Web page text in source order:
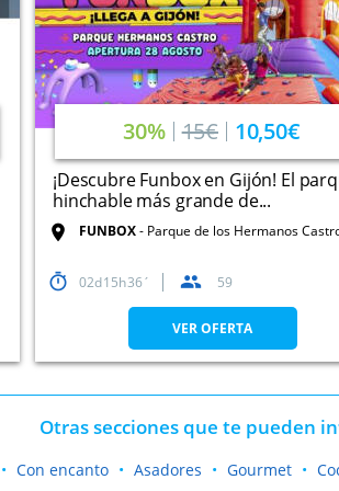
30% 15€ 10,50€
¡Descubre Funbox en Gijón! El
hinchable más grande de...
FUNBOX Parque de los Hermanos
02 15 36 59
VER OFERTA
Otras secciones que te pueden
Con encanto Asadores Gourmet